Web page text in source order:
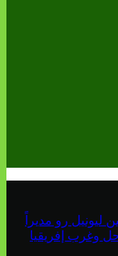
ليونيل رو مديراً
وغرب إفريقيا